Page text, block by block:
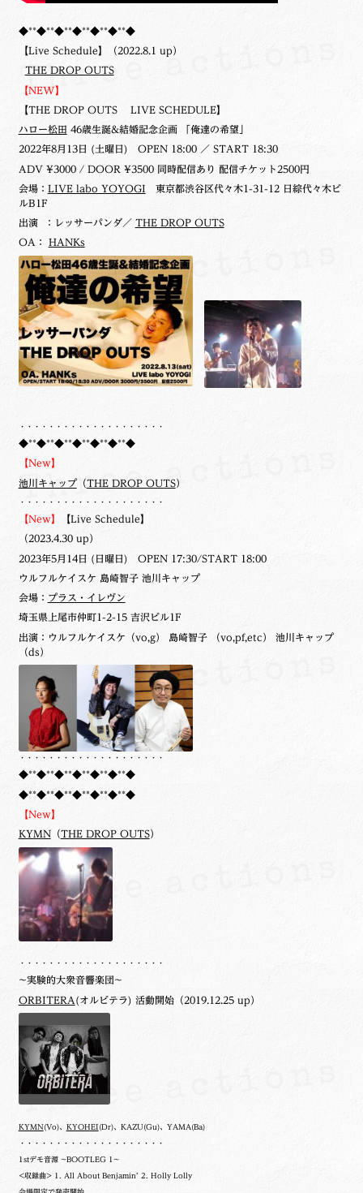
◆**◆**◆**◆**◆**◆**◆
【Live Schedule】（2022.8.1 up）
THE DROP OUTS
【NEW】
【THE DROP OUTS LIVE SCHEDULE】
ハロー松田 46歳生誕&結婚記念企画 「俺達の希望」
2022年8月13日 (土曜日) OPEN 18:00 ／ START 18:30
ADV ¥3000 / DOOR ¥3500 同時配信あり 配信チケット2500円
会場： LIVE labo YOYOGI 東京都渋谷区代々木1-31-12 日綜代々木ビ
ルB1F
出演 ：レッサーパンダ／ THE DROP OUTS
OA： HANKs
・・・・・・・・・・・・・・・・・・・・
◆**◆**◆**◆**◆**◆**◆
【New】
池川キャップ（THE DROP OUTS）
・・・・・・・・・・・・・・・・・・・・
【New】 【Live Schedule】
（2023.4.30 up）
2023年5月14日 (日曜日) OPEN 17:30/START 18:00
ウルフルケイスケ 島崎智子 池川キャップ
会場： プラス・イレヴン
埼玉県上尾市仲町1-2-15 吉沢ビル1F
出演：ウルフルケイスケ（vo,g） 島崎智子 （vo,pf,etc） 池川キャップ
（ds）
・・・・・・・・・・・・・・・・・・・・
◆**◆**◆**◆**◆**◆**◆
◆**◆**◆**◆**◆**◆**◆
【New】
KYMN（THE DROP OUTS）
・・・・・・・・・・・・・・・・・・・・
~実験的大衆音響楽団~
ORBITERA (オルビテラ) 活動開始（2019.12.25 up）
KYMN(Vo)、 KYOHEI (Dr)、KAZU(Gu)、YAMA(Ba)
・・・・・・・・・・・・・・・・・・・・
1stデモ音源 ~BOOTLEG 1~
<収録曲> 1. All About Benjamin’ 2. Holly Lolly